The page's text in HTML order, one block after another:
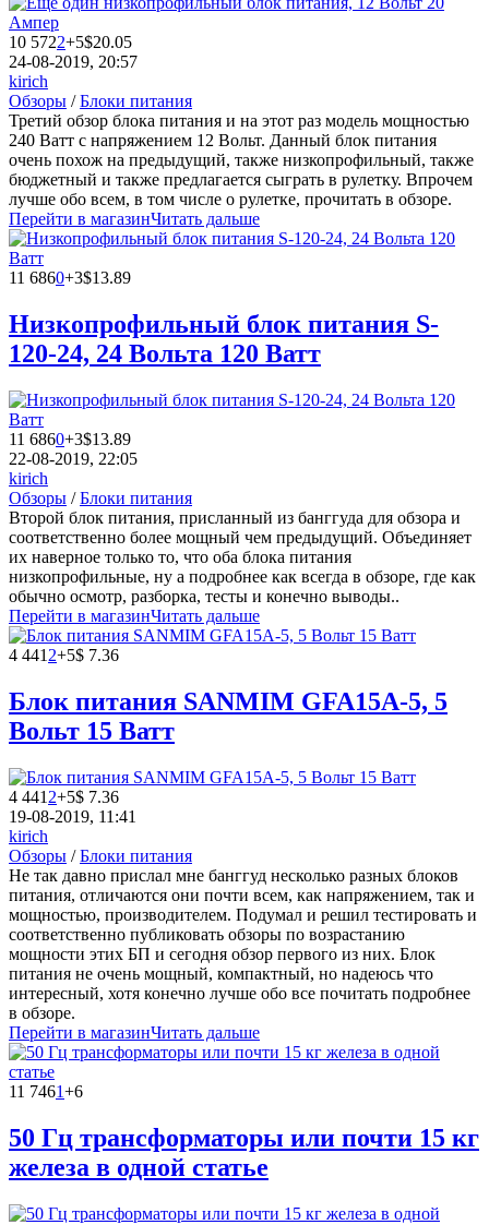
10 5722+5$20.05
24-08-2019, 20:57
kirich
Обзоры /Блоки питания
Третий обзор блока питания и на этот раз модель мощностью
240 Ватт с напряжением 12 Вольт. Данный блок питания
очень похож на предыдущий, также низкопрофильный, также
бюджетный и также предлагается сыграть в рулетку. Впрочем
лучше обо всем, в том числе о рулетке, прочитать в обзоре.
Перейти в магазинЧитать дальше
11 6860+3$13.89
Низкопрофильный блок питания S-
120-24, 24 Вольта 120 Ватт
11 6860+3$13.89
22-08-2019, 22:05
kirich
Обзоры /Блоки питания
Второй блок питания, присланный из банггуда для обзора и
соответственно более мощный чем предыдущий. Объединяет
их наверное только то, что оба блока питания
низкопрофильные, ну а подробнее как всегда в обзоре, где как
обычно осмотр, разборка, тесты и конечно выводы..
Перейти в магазинЧитать дальше
4 441 2+5$ 7.36
Блок питания SANMIM GFA15A-5, 5
Вольт 15 Ватт
4 441 2+5$ 7.36
19-08-2019, 11:41
kirich
Обзоры /Блоки питания
Не так давно прислал мне банггуд несколько разных блоков
питания, отличаются они почти всем, как напряжением, так и
мощностью, производителем. Подумал и решил тестировать и
соответственно публиковать обзоры по возрастанию
мощности этих БП и сегодня обзор первого из них. Блок
питания не очень мощный, компактный, но надеюсь что
интересный, хотя конечно лучше обо все почитать подробнее
в обзоре.
Перейти в магазинЧитать дальше
11 7461+6
50 Гц трансформаторы или почти 15 кг
железа в одной статье